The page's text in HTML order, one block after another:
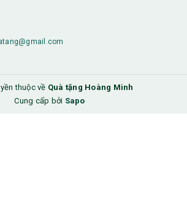
thuộc về Quà tặng Hoàng Minh
Cung cấp bởi Sapo